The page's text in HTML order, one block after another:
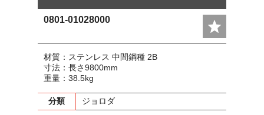
0801-01028000
材質：ステンレス 中間鋼種 2B
寸法：長さ9800mm
重量：38.5kg
分類 ジョロダ